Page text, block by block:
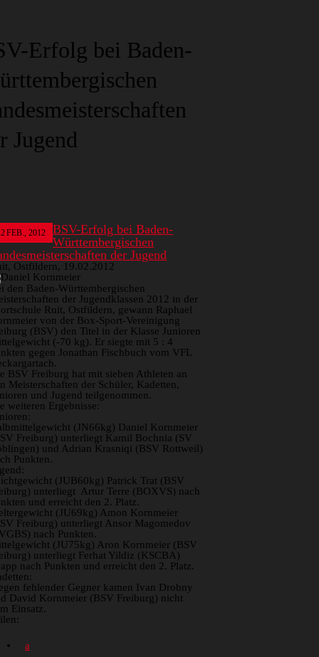
Erfolg bei Baden-
Jugend
FEB., 2012
BSV-Erfolg bei Baden-
Württembergischen
der Jugend
Ostfildern, 19.02.2012
den Baden-Württembergischen
der Jugendklassen 2012 in der
Ruit, Ostfildern, gewann Raphael
von der Box-Sport-Vereinigung
(BSV) den Titel in der Klasse Junioren
(-70 kg). Er siegte mit 5 : 4
gegen Jonathan Fischbuch vom VFL
BSV Freiburg hat mit sieben Athleten an
Meisterschaften der Schüler, Kadetten,
und Jugend teilgenommen.
weiteren Ergebnisse:
(JN66kg) Daniel Kornmeier
Freiburg) unterliegt Kamil Bochnia (SV
und Adrian Krasniqi (BSV Rottweil)
Punkten.
(JUB60kg) Patrick Trat (BSV
unterliegt Artur Terre (BOXVS) nach
und erreicht den 2. Platz.
(JU69kg) Amon Kornmeier
Freiburg) unterliegt Ansor Magomedov
nach Punkten.
(JU75kg) Aron Kornmeier (BSV
unterliegt Ferhat Yildiz (KSCBA)
nach Punkten und erreicht den 2. Platz.
fehlender Gegner kamen Ivan Drobny
David Kornmeier (BSV Freiburg) nicht
Einsatz.